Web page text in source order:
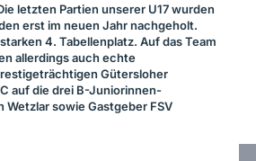
letzten Partien unserer U17 wurden
erst im neuen Jahr nachgeholt.
4. Tabellenplatz. Auf das Team
allerdings auch echte
Gütersloher
auf die drei B-Juniorinnen-
Wetzlar sowie Gastgeber FSV